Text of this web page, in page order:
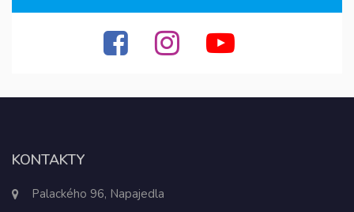
KONTAKTY
Palackého 96, Napajedla